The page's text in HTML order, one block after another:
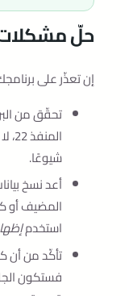
حلّ مشكلات
إن تعذّر على
شيوعًا.
أعد نسخ
المضيف أو
استخدم
تأكّد من أن
فستكون